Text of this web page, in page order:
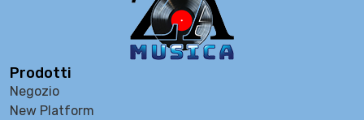
Prodotti
Negozio
New Platform